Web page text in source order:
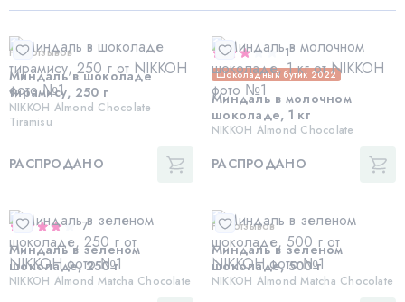
Нет отзывов
Миндаль в шоколаде
тирамису, 250 г
NIKKOH Almond Chocolate
Tiramisu
РАСПРОДАНО
1
Шоколадный бутик 2022
Миндаль в молочном
шоколаде, 1 кг
NIKKOH Almond Chocolate
РАСПРОДАНО
7
Миндаль в зеленом
шоколаде, 250 г
NIKKOH Almond Matcha Chocolate
Нет отзывов
Миндаль в зеленом
шоколаде, 500 г
NIKKOH Almond Matcha Chocolate